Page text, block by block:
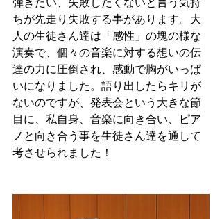
ちが先走り失敗する事があります。大
人の生徒さん達は「感性」の塊の様な
演奏で、個々の音楽に対する想いの伝
達の力に圧倒され、感動で胸がいっぱ
いになりました。語り出したらキリが
ないのですが、発表会という大きな節
目に、私自身、音楽に向き合い、ピア
ノと向き合う事を生徒さん達を通して
考させられました！